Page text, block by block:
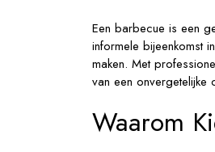
Een barbecue is een
informele bijeenkomst
maken. Met
van een onvergetelijke
Waarom